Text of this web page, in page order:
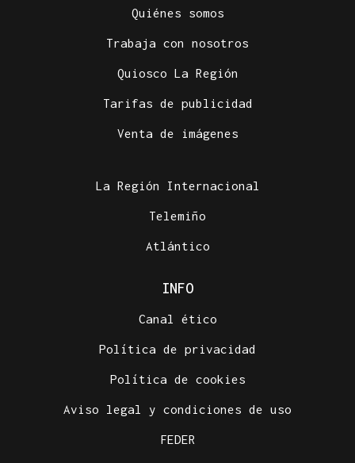
Quiénes somos
Trabaja con nosotros
Quiosco La Región
Tarifas de publicidad
Venta de imágenes
La Región Internacional
Telemiño
Atlántico
INFO
Canal ético
Política de privacidad
Política de cookies
Aviso legal y condiciones de uso
FEDER